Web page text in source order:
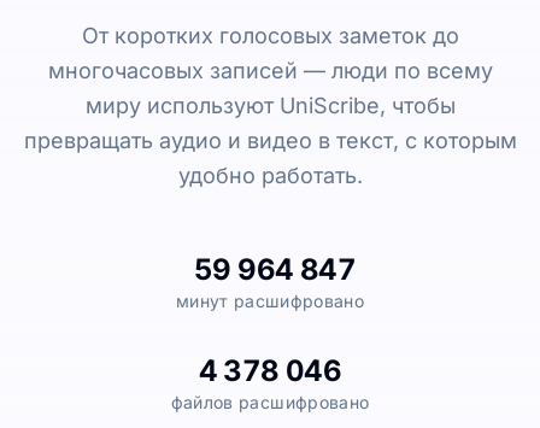
От коротких голосовых заметок до
многочасовых записей — люди по всему
миру используют UniScribe, чтобы
превращать аудио и видео в текст, с которым
удобно работать.
59 964 847
минут расшифровано
4 378 046
файлов расшифровано